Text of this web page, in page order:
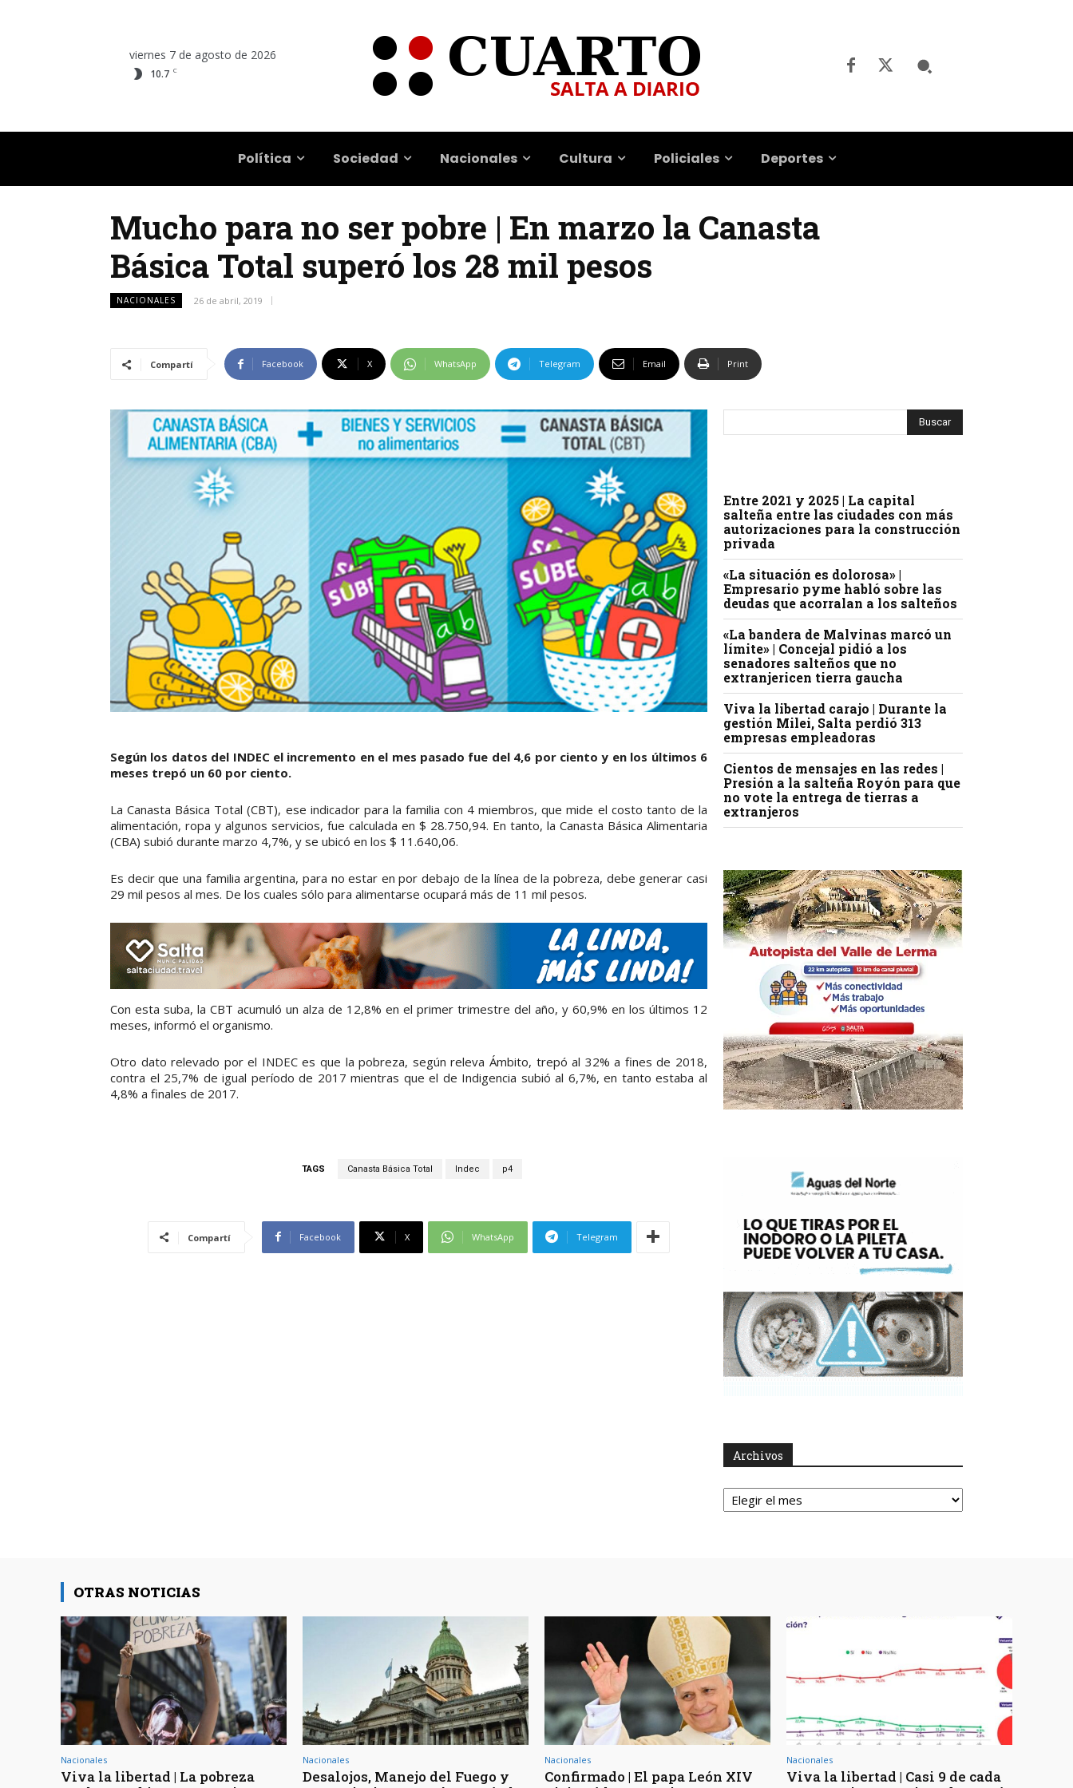
viernes 7 de agosto de 2026
10.7 C
Política Sociedad Nacionales Cultura Policiales Deportes
Mucho para no ser pobre | En marzo la Canasta
Básica Total superó los 28 mil pesos
NACIONALES 26 de abril, 2019
Compartí Facebook X WhatsApp Telegram Email Print
Según los datos del INDEC el incremento en el mes pasado fue del 4,6 por ciento y en los últimos 6
meses trepó un 60 por ciento.
La Canasta Básica Total (CBT), ese indicador para la familia con 4 miembros, que mide el costo tanto de la
alimentación, ropa y algunos servicios, fue calculada en $ 28.750,94. En tanto, la Canasta Básica Alimentaria
(CBA) subió durante marzo 4,7%, y se ubicó en los $ 11.640,06.
Es decir que una familia argentina, para no estar en por debajo de la línea de la pobreza, debe generar casi
29 mil pesos al mes. De los cuales sólo para alimentarse ocupará más de 11 mil pesos.
Con esta suba, la CBT acumuló un alza de 12,8% en el primer trimestre del año, y 60,9% en los últimos 12
meses, informó el organismo.
Otro dato relevado por el INDEC es que la pobreza, según releva Ámbito, trepó al 32% a fines de 2018,
contra el 25,7% de igual período de 2017 mientras que el de Indigencia subió al 6,7%, en tanto estaba al
4,8% a finales de 2017.
TAGS Canasta Básica Total Indec p4
Compartí Facebook X WhatsApp Telegram
Entre 2021 y 2025 | La capital
salteña entre las ciudades con más
autorizaciones para la construcción
privada
«La situación es dolorosa» |
Empresario pyme habló sobre las
deudas que acorralan a los salteños
«La bandera de Malvinas marcó un
límite» | Concejal pidió a los
senadores salteños que no
extranjericen tierra gaucha
Viva la libertad carajo | Durante la
gestión Milei, Salta perdió 313
empresas empleadoras
Cientos de mensajes en las redes |
Presión a la salteña Royón para que
no vote la entrega de tierras a
extranjeros
Archivos
Archivos
OTRAS NOTICIAS
Nacionales
Viva la libertad | La pobreza
Nacionales
Desalojos, Manejo del Fuego y
Nacionales
Confirmado | El papa León XIV
Nacionales
Viva la libertad | Casi 9 de cada